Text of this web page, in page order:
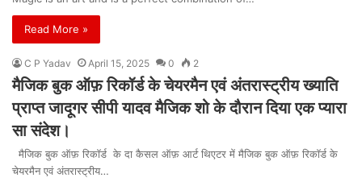
Read More »
C P Yadav April 15, 2025 0 2
मैजिक बुक ऑफ़ रिकॉर्ड के चेयरमैन एवं अंतरास्ट्रीय ख्याति
प्राप्त जादूगर सीपी यादव मैजिक शो के दौरान दिया एक प्यारा
सा संदेश।
मैजिक बुक ऑफ़ रिकॉर्ड के दा कैसल ऑफ़ आर्ट थिएटर में मैजिक बुक ऑफ़ रिकॉर्ड के
चेयरमैन एवं अंतरास्ट्रीय…